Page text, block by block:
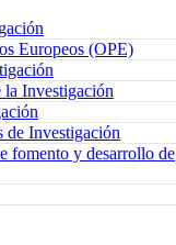
Europeos (OPE)
la Investigación
de Investigación
fomento y desarrollo de